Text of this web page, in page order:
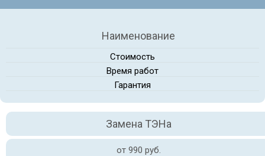
Наименование
Стоимость
Время работ
Гарантия
Замена ТЭНа
от 990 руб.